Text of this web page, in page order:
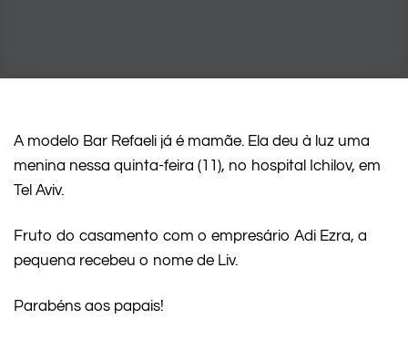
A modelo Bar Refaeli já é mamãe. Ela deu à luz uma
menina nessa quinta-feira (11), no hospital Ichilov, em
Tel Aviv.
Fruto do casamento com o empresário Adi Ezra, a
pequena recebeu o nome de Liv.
Parabéns aos papais!